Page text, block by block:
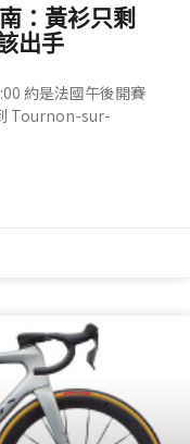
：黃衫只剩
出手
約是法國午後開賽
Tournon-sur-